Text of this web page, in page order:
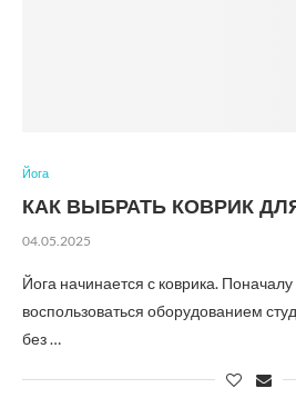
Йога
КАК ВЫБРАТЬ КОВРИК
04.05.2025
Йога начинается с коврика.
воспользоваться оборудованием
без …